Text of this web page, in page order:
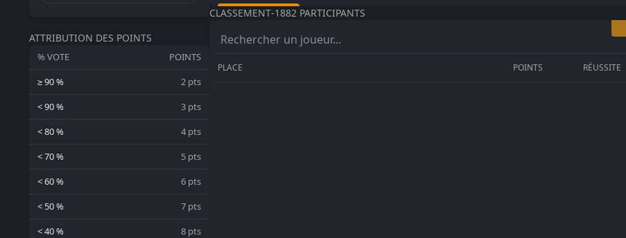
ATTRIBUTION DES POINTS
% VOTE
POINTS
≥ 90 %
2 pts
< 90 %
3 pts
< 80 %
4 pts
< 70 %
5 pts
< 60 %
6 pts
< 50 %
7 pts
< 40 %
8 pts
CLASSEMENT-1882 PARTICIPANTS
PLACE POINTS RÉUSSITE